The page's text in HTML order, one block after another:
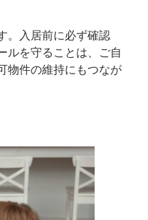
。入居前に必ず確認
ルを守ることは、ご自
物件の維持にもつなが